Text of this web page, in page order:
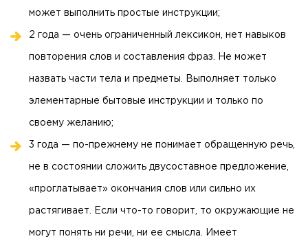
может выполнить простые инструкции;
2 года — очень ограниченный лексикон, нет навыков
повторения слов и составления фраз. Не может
назвать части тела и предметы. Выполняет только
элементарные бытовые инструкции и только по
своему желанию;
3 года — по-прежнему не понимает обращенную речь,
не в состоянии сложить двусоставное предложение,
«проглатывает» окончания слов или сильно их
растягивает. Если что-то говорит, то окружающие не
могут понять ни речи, ни ее смысла. Имеет